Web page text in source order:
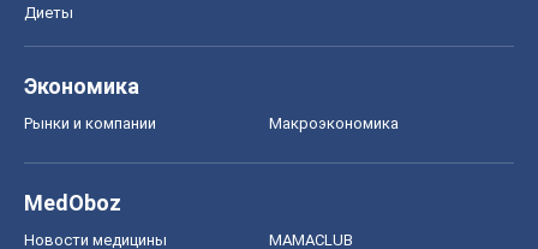
Диеты
Экономика
Рынки и компании Mакроэкономика
MedOboz
Новости медицины MAMACLUB